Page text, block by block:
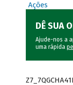
Ações
DÊ SUA
Ajude-nos a
uma rápida